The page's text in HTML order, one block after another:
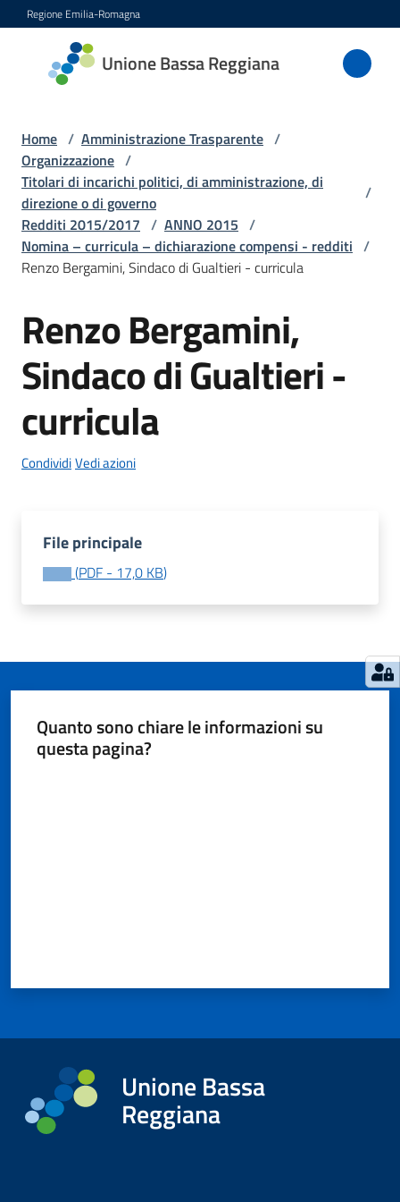
Vai al contenuto
Vai alla navigazione
Vai al footer
Regione Emilia-Romagna
Unione Bassa Reggiana
Unione
Bassa
Amministrazione
Menu selezionato
Novità
Vivere
l'Unione
Tutti
Home / Amministrazione Trasparente /
Organizzazione /
Titolari di incarichi politici, di amministrazione, di
direzione o di governo
/
Redditi 2015/2017 / ANNO 2015 /
Nomina – curricula – dichiarazione compensi - redditi /
Renzo Bergamini, Sindaco di Gualtieri - curricula
Renzo Bergamini,
Sindaco di Gualtieri -
curricula
CondividiVedi azioni
File principale
(PDF - 17,0 KB)
Quanto sono chiare le informazioni su
questa pagina?
Unione Bassa
Reggiana